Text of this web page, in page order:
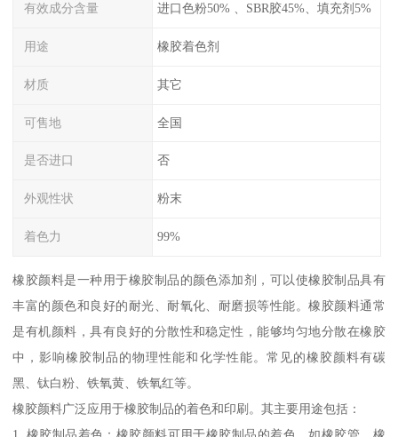
有效成分含量 进口色粉50% 、SBR胶45%、填充剂5%
用途 橡胶着色剂
材质 其它
可售地 全国
是否进口 否
外观性状 粉末
着色力 99%
橡胶颜料是一种用于橡胶制品的颜色添加剂，可以使橡胶制品具有
丰富的颜色和良好的耐光、耐氧化、耐磨损等性能。橡胶颜料通常
是有机颜料，具有良好的分散性和稳定性，能够均匀地分散在橡胶
中，影响橡胶制品的物理性能和化学性能。常见的橡胶颜料有碳
黑、钛白粉、铁氧黄、铁氧红等。
橡胶颜料广泛应用于橡胶制品的着色和印刷。其主要用途包括：